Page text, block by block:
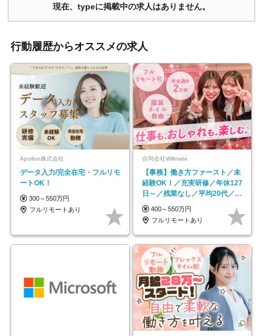
現在、typeに掲載中の求人はありません。
行動履歴からオススメの求人
Apollon株式会社
データ入力/完全在宅・フルリモ
ートOK！
300～550万円
フルリモートあり
合同会社Willmate
【事務】働き方ファースト／未
経験OK！／充実研修／年休127
日～／残業なし／平均20代／リ
モートOK
400～550万円
フルリモートあり